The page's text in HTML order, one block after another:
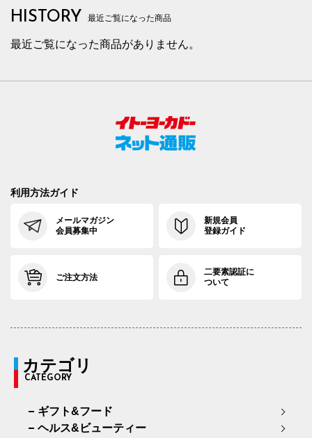
HISTORY 最近ご覧になった商品
最近ご覧になった商品がありません。
利用方法ガイド
メールマガジン
会員募集中
新規会員
登録ガイド
ご注文方法
二要素認証に
ついて
カテゴリ
CATEGORY
ギフト&フード
ヘルス&ビューティー